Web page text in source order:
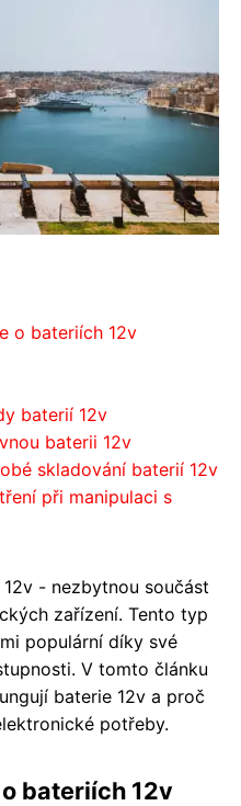
o bateriích 12v
baterií 12v
baterii 12v
skladování baterií 12v
při manipulaci s
- nezbytnou součást
zařízení. Tento typ
populární díky své
V tomto článku
baterie 12v a proč
potřeby.
bateriích 12v